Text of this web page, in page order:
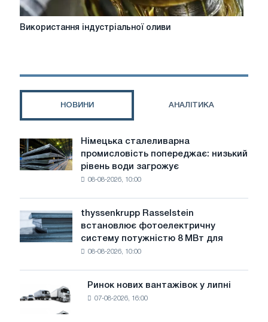
Використання
індустріальної
Використання індустріальної оливи
НОВИНИ АНАЛІТИКА
Німецька
сталеливарна
промисловість
води
загрожує
безпеці
Німецька сталеливарна
промисловість попереджає: низький
рівень води загрожує
08-08-2026, 10:00
thyssenkrupp
Rasselstein
встановлює
фотоелектричну
thyssenkrupp Rasselstein
встановлює фотоелектричну
систему потужністю 8 МВт для
08-08-2026, 10:00
Ринок
нових
вантажівок
Ринок нових вантажівок у липні
07-08-2026, 16:00